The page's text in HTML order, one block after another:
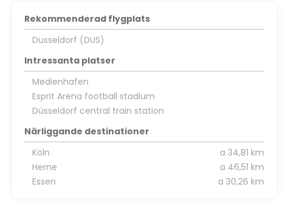
Rekommenderad flygplats
Dusseldorf (DUS)
Intressanta platser
Medienhafen
Esprit Arena football stadium
Düsseldorf central train station
Närliggande destinationer
Köln
a 34,81 km
Herne
a 46,51 km
Essen
a 30,26 km